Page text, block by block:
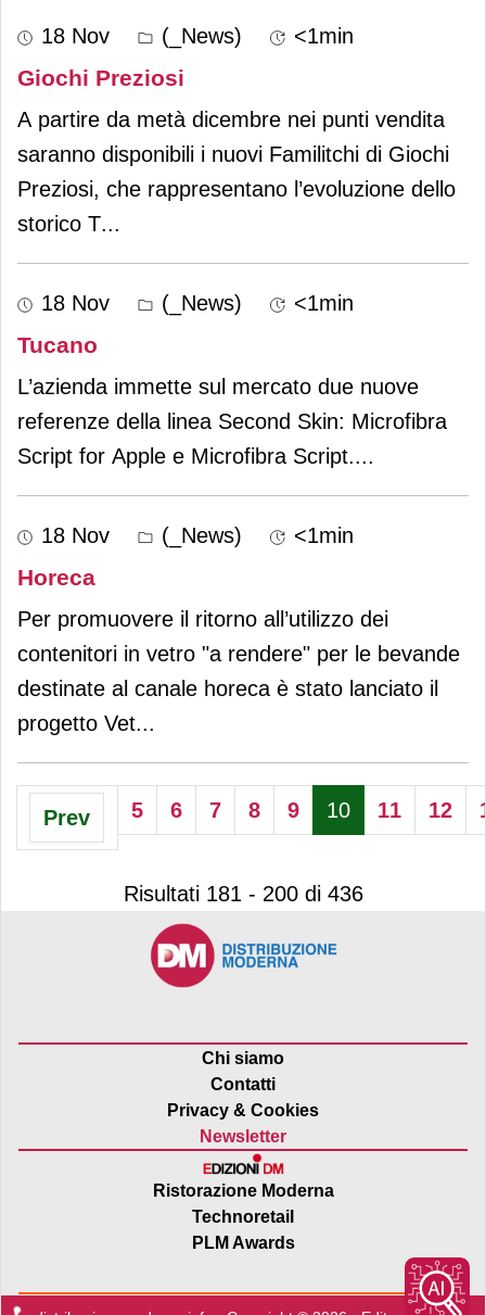
18 Nov (_News) <1min
Giochi Preziosi
A partire da metà dicembre nei punti vendita
saranno disponibili i nuovi Familitchi di Giochi
Preziosi, che rappresentano l’evoluzione dello
storico T...
18 Nov (_News) <1min
Tucano
L’azienda immette sul mercato due nuove
referenze della linea Second Skin: Microfibra
Script for Apple e Microfibra Script....
18 Nov (_News) <1min
Horeca
Per promuovere il ritorno all’utilizzo dei
contenitori in vetro "a rendere" per le bevande
destinate al canale horeca è stato lanciato il
progetto Vet...
Prev 5 6 7 8 9 10 11 12
Risultati 181 - 200 di 436
Chi siamo
Contatti
Privacy & Cookies
Newsletter
Ristorazione Moderna
Technoretail
PLM Awards